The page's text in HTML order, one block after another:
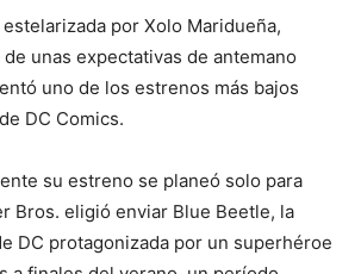
por Xolo Maridueña,
unas expectativas de antemano
uno de los estrenos más bajos
DC Comics.
su estreno se planeó solo para
Bros. eligió enviar Blue Beetle, la
DC protagonizada por un superhéroe